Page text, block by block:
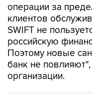
операции за
клиентов
SWIFT не
российскую
Поэтому новые
банк не
организации.